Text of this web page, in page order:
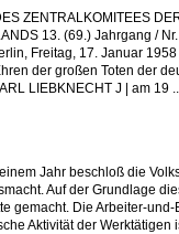
ZENTRALKOMITEES
13. (69.) Jahrgang /
Freitag, 17. Januar
der großen Toten der
LIEBKNECHT J | am 19
Jahr beschloß die
Auf der Grundlage
gemacht. Die Arbeiter-
Aktivität der Werktätigen